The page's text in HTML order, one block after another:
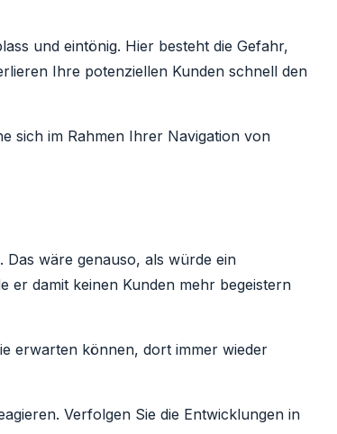
und eintönig. Hier besteht die Gefahr,
Ihre potenziellen Kunden schnell den
sich im Rahmen Ihrer Navigation von
Das wäre genauso, als würde ein
er damit keinen Kunden mehr begeistern
erwarten können, dort immer wieder
Verfolgen Sie die Entwicklungen in